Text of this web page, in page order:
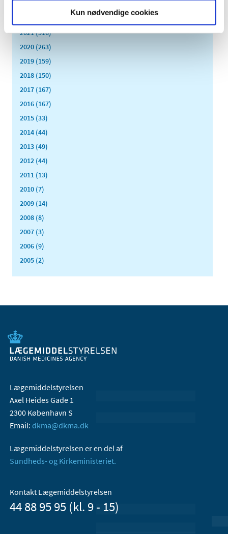
Kun nødvendige cookies
2021 (516)
2020 (263)
2019 (159)
2018 (150)
2017 (167)
2016 (167)
2015 (33)
2014 (44)
2013 (49)
2012 (44)
2011 (13)
2010 (7)
2009 (14)
2008 (8)
2007 (3)
2006 (9)
2005 (2)
Lægemiddelstyrelsen
Axel Heides Gade 1
2300 København S
Email: dkma@dkma.dk
Lægemiddelstyrelsen er en del af
Sundheds- og Kirkeministeriet.
Kontakt Lægemiddelstyrelsen
44 88 95 95 (kl. 9 - 15)